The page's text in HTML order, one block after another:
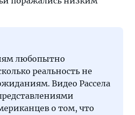
любопытно
реальность не
Видео Рассела
о том, что